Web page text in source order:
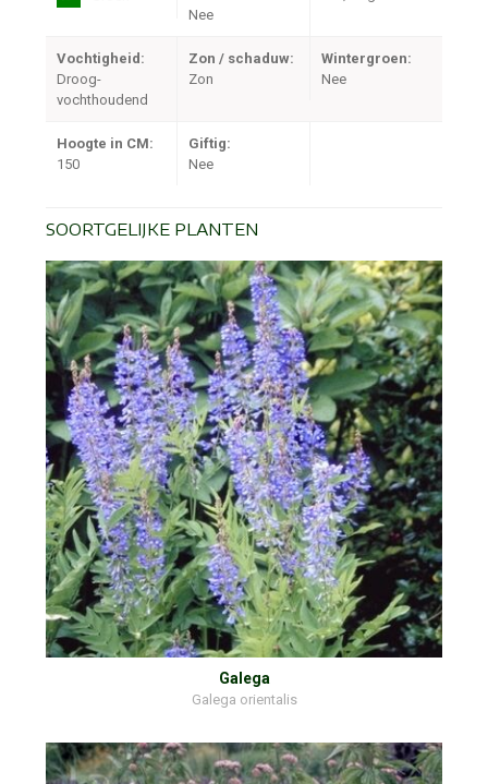
Nee
Vochtigheid:
Droog-
vochthoudend
Zon / schaduw:
Zon
Wintergroen:
Nee
Hoogte in CM:
150
Giftig:
Nee
SOORTGELIJKE PLANTEN
Galega
Galega orientalis